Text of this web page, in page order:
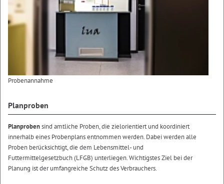
Probenannahme
Planproben
Planprobensind amtliche Proben, die zielorientiert und koordiniert
innerhalb eines Probenplans entnommen werden. Dabei werden alle
Proben berücksichtigt, die dem Lebensmittel- und
Futtermittelgesetzbuch (LFGB) unterliegen. Wichtigstes Ziel bei der
Planung ist der umfangreiche Schutz des Verbrauchers.